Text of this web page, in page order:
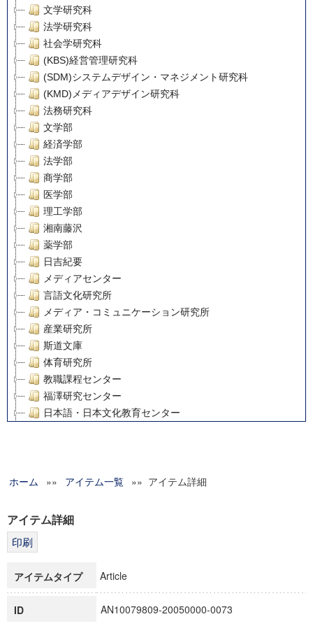
文学研究科
法学研究科
社会学研究科
(KBS)経営管理研究科
(SDM)システムデザイン・マネジメント研究科
(KMD)メディアデザイン研究科
法務研究科
文学部
経済学部
法学部
商学部
医学部
理工学部
湘南藤沢
薬学部
日吉紀要
メディアセンター
言語文化研究所
メディア・コミュニケーション研究所
産業研究所
斯道文庫
体育研究所
教職課程センター
福澤研究センター
日本語・日本文化教育センター
グローバルリサーチインスティテュート
科学研究費補助金研究成果報告書
博士課程教育リーディングプログラム「超成熟社会発展のサ
ホーム »» アイテム一覧 »» アイテム詳細
アイテム詳細
アイテムタイプ Article
ID AN10079809-20050000-0073